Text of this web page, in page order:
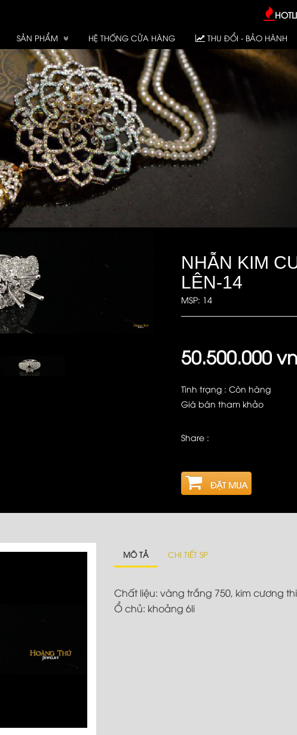
SẢN PHẨM HỆ THỐNG CỬA HÀNG THU ĐỔI - BẢO HÀNH
NHẪN KIM
LÊN-14
MSP: 14
50.500.000
Tình trạng : Còn hàng
Giá bán tham khảo
Share :
ĐẶT MUA
MÔ TẢ CHI TIẾT SP
Chất liệu: vàng trắng 750, kim cương
Ổ chủ: khoảng 6li